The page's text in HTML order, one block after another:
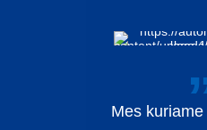
Mes kuriame